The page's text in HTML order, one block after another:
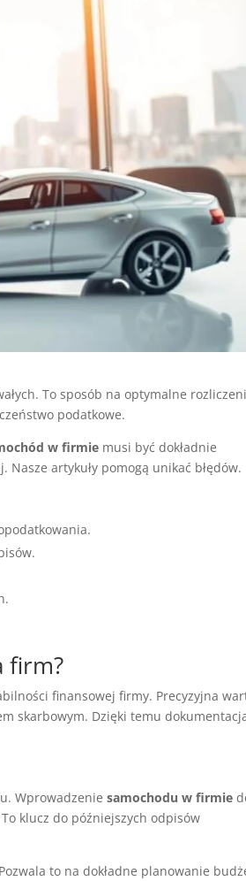
To sposób na optymalne
podatkowe.
w firmie musi być dokładnie
artykuły pomogą unikać błędów.
firm?
finansowej firmy. Precyzyjna
skarbowym. Dzięki temu
Wprowadzeniesamochodu w firmie
klucz do późniejszych odpisów
to na dokładne planowanie